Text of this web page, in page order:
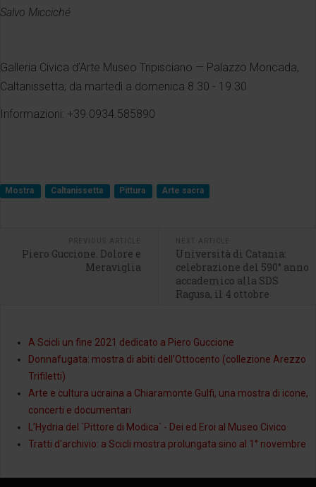
Salvo Micciché
Galleria Civica d’Arte Museo Tripisciano — Palazzo Moncada,
Caltanissetta; da martedì a domenica 8.30 - 19.30
Informazioni: +39.0934.585890
Mostra Caltanissetta Pittura Arte sacra
PREVIOUS ARTICLE
Piero Guccione. Dolore e
Meraviglia
NEXT ARTICLE
Università di Catania:
celebrazione del 590° anno
accademico alla SDS
Ragusa, il 4 ottobre
A Scicli un fine 2021 dedicato a Piero Guccione
Donnafugata: mostra di abiti dell’Ottocento (collezione Arezzo
Trifiletti)
Arte e cultura ucraina a Chiaramonte Gulfi, una mostra di icone,
concerti e documentari
L’Hydria del `Pittore di Modica` - Dei ed Eroi al Museo Civico
Tratti d'archivio: a Scicli mostra prolungata sino al 1° novembre